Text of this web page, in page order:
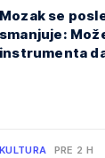
Mozak se
smanjuje:
instrumenta
KULTURA PRE 2 H